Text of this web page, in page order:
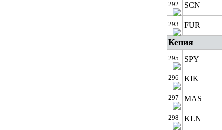
292 SCN
293 FUR
Кения
295 SPY
296 KIK
297 MAS
298 KLN